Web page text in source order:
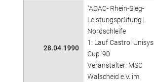
28.04.1990
"ADAC- Rhein-Sieg-
Leistungsprüfung |
Nordschleife
1. Lauf Castrol Unisys
Cup '90
Veranstalter: MSC
Walscheid e.V. im